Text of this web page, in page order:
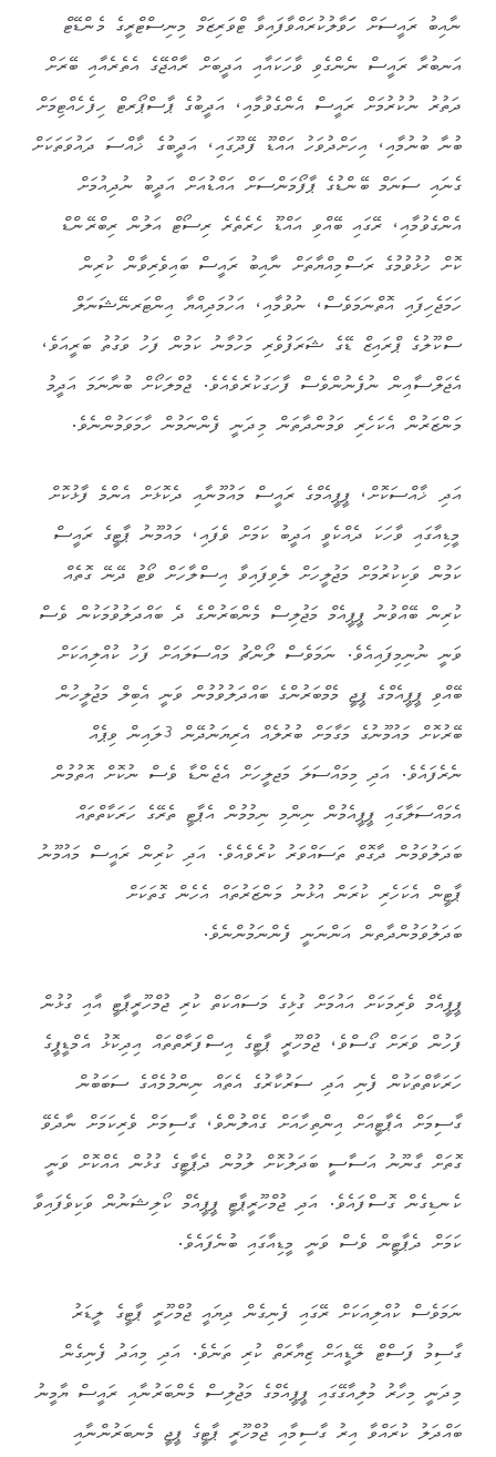
ނާއިބު ރައީސަށް ހަަވާލުކުރައްވާފައިވާ ޓްވަރިޒަމް މިނިސްޓްރީގެ މެންޑޭޓް
އަނބުރާ ރައީސް ނެންގެވި ވާހަކައާއި އަދީބަށް ރާއްޖޭގެ އެތެރެއާއި ބޭރަށް
ދަތުރު ނުކުރުމަށް ރައީސް އެންގެވުމާއި، އަދީބުގެ ޕާސްޕޯރޓް ހިފެހެއްޓިމަށް
ބުނާ ބުނުމާއި، އިހަށްދުވަހު އައްޑޫ ފޭދޫގައި، އަދީބުގެ ޚާއްސަ ދައުވަތަކަށް
ގެނައި ސަނަމް ބޭންޑުގެ ޕާފޯމަންސަށް އައްޑުއަށް އަދީބު ނުދިއުމަށް
އެންގެވުމާއި، ރޭގައި ބޭއްވި އައްޑޫ ހެރެތެރެ ރިސޯޓް އަލުން ރިބްރޭންޑް
ކޮށް ހުޅުވުމުގެ ރަސްމިއްޔާތަށް ނާއިބު ރައީސް ބައިވެރިވާން ކުރިން
ހަމަޖެހިފައި އޮތްނަމަވެސް، ނުވުމާއި، އަހުމަދިއްޔާ އިންޓަރނޭޝަނަލް
ސްކޫލުގެ ޕްރައިޒް ޑޭގެ ޝަރަފުވެރި މަހުމާނު ކަމުން ފަހު ވަގުތު ބަރީއަވެ،
އެޖަލްސާއިން ނުފެނުންވެސް ފާހަގަކުރެވެއެވެ. ޖުމްލަކޯށް ބުނާނަމަ އަދީމު
މަންޒަރުން އެކަހެރި ވަމުންދާތަން މިދަނީ ފެންނަމުން ހާމަވަމުންނެވެ.
އަދި ޚާއްސަކޮށް، ޕީޕީއެމްގެ ރައީސް މައުމޫނާއި ދެކޮޅަށް އެންމެ ފާޅުކޮށް
މީޑިއާގައި ވާހަކަ ދެއްކެވީ އަދީބު ކަމަށް ވެފައި، މައުމޫނު ޕާޓީގެ ރައީސް
ކަމުން ވަކިކުރުމަށް މަޖުލީހަށް ލެވިފައިވާ އިސްލާހަށް ވޯޓު ދޭނޭ ގޮތެއް
ކުރިން ބޭއްވުނު ޕީޕީއެމް މަޖުލިސް މެންބަރުންގެ ދެ ބައްދަލުވުމަކުން ވެސް
ވަނީ ނުނިމިފައިއެވެ. ނަމަވެސް ލޯންޗު މައްސަލައަށް ފަހު ކުއްލިއަކަށް
ބޭއްވި ޕީޕީއެމްގެ ޕީޖީ މެމްބަރުންގެ ބައްދަލުވުމުން ވަނީ އެބިލް މަޖުލީހުން
ބޭރުކޮށް މައުމޫނުގެ މަގާމަށް ބުރުލެއް އެރިޔަނުދޭން 3ލައިން ވިޕެއް
ނެރެފައެވެ. އަދި މިމައްސަލަ މަޖލީހަށް އެޖެންޑާ ވެސް ނުކޮށް އޮތުމުން
އެމައްސަލާގައި ޕީޕީއެމުން ނިންމި ނިމުމުން އެޕާޓީ ތެރޭގެ ހަރަކާތްތައް
ބަދަލުވަމުން ދާގޮތް ތަސައްވަރު ކުރެވެއެވެ. އަދި ކުރިން ރައީސް މައުމޫނު
ޕާޓީން އެކަހެރި ކުރަން އުޅުނު މަންޒަރުތައް އެހެން ގޮތަކަށް
ބަދަލުވަމުންދާތން އަންނަނީ ފެންނަމުންނެވެ.
ޕީޕީއެމް ވެރިމަކަށް އައުމަށް ގުޅިގެ މަސައްކަތް ކުރި ޖުމްހޫރީޕާޓީ އާއި ގުޅުން
ފަހުން ވަރަށް ގޯސްވެ، ޖުމްހޫރީ ޕާޓީގެ އިސްފަރާތްތައް އިދިކޮޅު އެމްޑީޕީގެ
ހަރަކާތްތަކުން ފެނި އަދި ސަރުކާރުގެ އެތައް ނިންމުމެއްގެ ސަބަބުން
ގާސިމަށް އެޕާޓީއަށް އިންތިހާއަށް ގެއްލުންވެ، ގާސިމަށް ވެރިކަމަށް ނާދެވޭ
ގޮތަށް ގާނޫނު އަސާސީ ބަދަލުކޮށް ލުމުން ދެޕާޓީގެ ގުޅުން އެއްކޮށް ވަނީ
ކެނޑިގެން ގޮސްފައެވެ. އަދި ޖުމްހޫރީޕާޓީ ޕީޕީއެމް ކޯލިޝަނުން ވަކިވެފައިވާ
ކަމަށް ދެޕާޓީން ވެސް ވަނީ މީޑިއާގައި ބުނެފައެވެ.
ނަމަވެސް ކުއްލިއަކަށް ރޭގައި ފެނިގެން ދިޔައީ ޖުމްހޫރީ ޕާޓީގެ ލީޑަރު
ގާސިމު ފަސްޓް ލޭޑީއަށް ޒިޔާރަތް ކުރި ތަނެވެ. އަދި މިއަދު ފެނިގެން
މިދަނީ މިހާރު މުލިއާގޭގައި ޕީޕީއެމްގެ މަޖުލިސް މެންބަރުނާއި ރައީސް ޔާމީނު
ބައްދަލު ކުރައްވާ އިރު ގާސިމާއި ޖުމްހޫރީ ޕާޓީގެ ޕީޖީ މެނބަރުންނާއި